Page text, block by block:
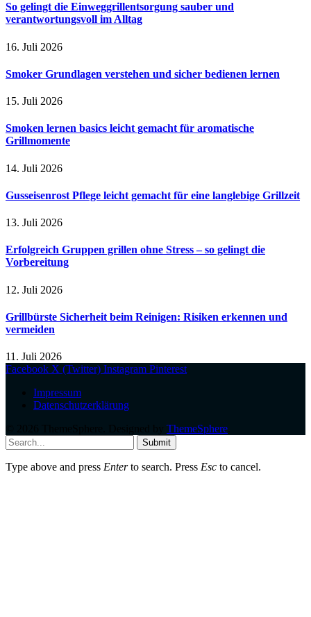
So gelingt die Einweggrillentsorgung sauber und
verantwortungsvoll im Alltag
16. Juli 2026
Smoker Grundlagen verstehen und sicher bedienen lernen
15. Juli 2026
Smoken lernen basics leicht gemacht für aromatische
Grillmomente
14. Juli 2026
Gusseisenrost Pflege leicht gemacht für eine langlebige Grillzeit
13. Juli 2026
Erfolgreich Gruppen grillen ohne Stress – so gelingt die
Vorbereitung
12. Juli 2026
Grillbürste Sicherheit beim Reinigen: Risiken erkennen und
vermeiden
11. Juli 2026
Facebook X (Twitter) Instagram Pinterest
Impressum
Datenschutzerklärung
ThemeSphere
Submit
Type above and press Enterto search. Press Esc to cancel.